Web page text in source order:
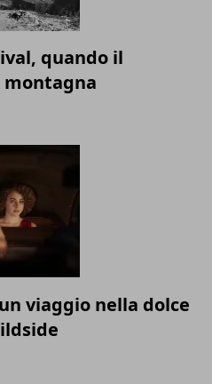
quando il
viaggio nella dolce